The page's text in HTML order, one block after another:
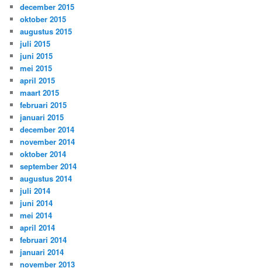
december 2015
oktober 2015
augustus 2015
juli 2015
juni 2015
mei 2015
april 2015
maart 2015
februari 2015
januari 2015
december 2014
november 2014
oktober 2014
september 2014
augustus 2014
juli 2014
juni 2014
mei 2014
april 2014
februari 2014
januari 2014
november 2013